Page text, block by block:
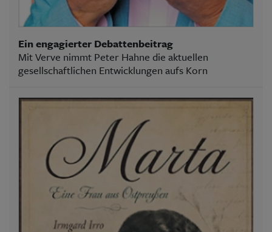
Ein engagierter Debattenbeitrag
Mit Verve nimmt Peter Hahne die aktuellen
gesellschaftlichen Entwicklungen aufs Korn